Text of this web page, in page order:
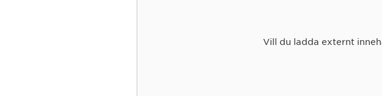
Vill du ladda externt